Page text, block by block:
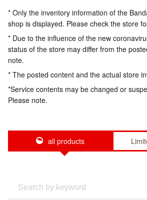
* Only the inventory information of the
shop is displayed. Please check the store
* Due to the influence of the new
status of the store may differ from the
note.
* The posted content and the actual store
*Service contents may be changed or
Please note.
all products